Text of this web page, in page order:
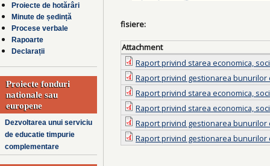
Proiecte de hotărâri
Minute de ședință
Procese verbale
Rapoarte
Declarații
Proiecte fonduri
nationale sau
europene
Dezvoltarea unui serviciu
de educatie timpurie
complementare
fisiere:
Attachment
Raport privind starea economica,
Raport privind gestionarea bunurilor
Raport privind starea economica,
Raport privind starea economica,
Raport privind gestionarea bunurilor
Raport privind gestionarea